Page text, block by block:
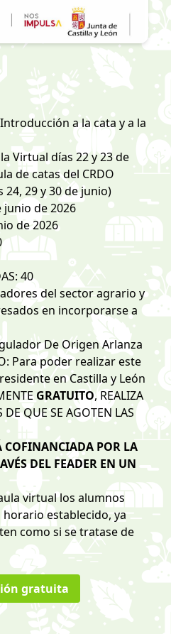
Introducción a la cata y a la
Virtual días 22 y 23 de
de catas del CRDO
24, 29 y 30 de junio)
junio de 2026
de 2026
40
del sector agrario y
en incorporarse a
De Origen Arlanza
Para poder realizar este
en Castilla y León
GRATUITO, REALIZA
QUE SE AGOTEN LAS
COFINANCIADA POR LA
DEL FEADER EN UN
virtual los alumnos
establecido, ya
como si se tratase de
gratuita